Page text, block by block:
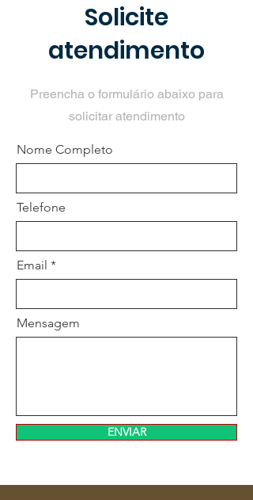
Solicite
atendimento
Preencha o formulário abaixo para
solicitar atendimento
Nome Completo
Telefone
Email
Mensagem
ENVIAR